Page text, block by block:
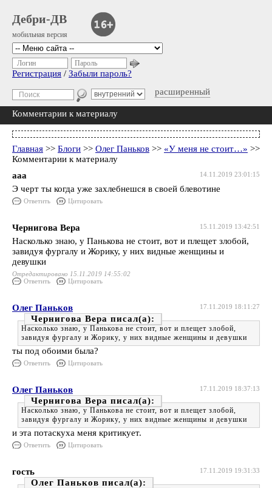
Дебри-ДВ
мобильная версия
расширенный
Логин Пароль
Регистрация / Забыли пароль?
Комментарии к материалу
Главная >> Блоги >> Олег Паньков >> «У меня не стоит…» >>
Комментарии к материалу
14.11.2019 23:01:15
ааа
Э черт ты когда уже захлебнешся в своей блевотине
Ответить Цитировать
15.11.2019 13:42:51
Чернигова Вера
Насколько знаю, у Панькова не стоит, вот и плещет злобой,
завидуя фургалу и Жорику, у них видные женщины и
девушки
Отредактировано 15.11.2019 14:55:02
Ответить
Цитировать
17.11.2019 18:11:27
Олег Паньков
Чернигова Вера
Насколько знаю, у Панькова не стоит, вот и плещет злобой,
завидуя фургалу и Жорику, у них видные женщины и девушки
ты под обоими была?
Ответить Цитировать
17.11.2019 18:37:13
Олег Паньков
Чернигова Вера
Насколько знаю, у Панькова не стоит, вот и плещет злобой,
завидуя фургалу и Жорику, у них видные женщины и девушки
и эта потаскуха меня критикует.
Ответить Цитировать
17.11.2019 19:31:33
гость
Олег Паньков